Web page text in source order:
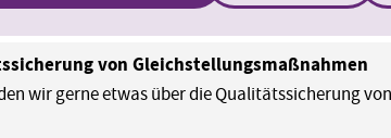
von Gleichstellungsmaßnahmen
wir gerne etwas über die Qualitätssicherung